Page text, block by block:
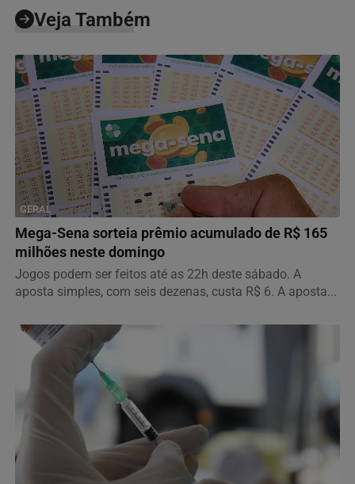
Veja Também
GERAL
Mega-Sena sorteia prêmio acumulado de R$ 165
milhões neste domingo
Jogos podem ser feitos até as 22h deste sábado. A
aposta simples, com seis dezenas, custa R$ 6. A aposta...